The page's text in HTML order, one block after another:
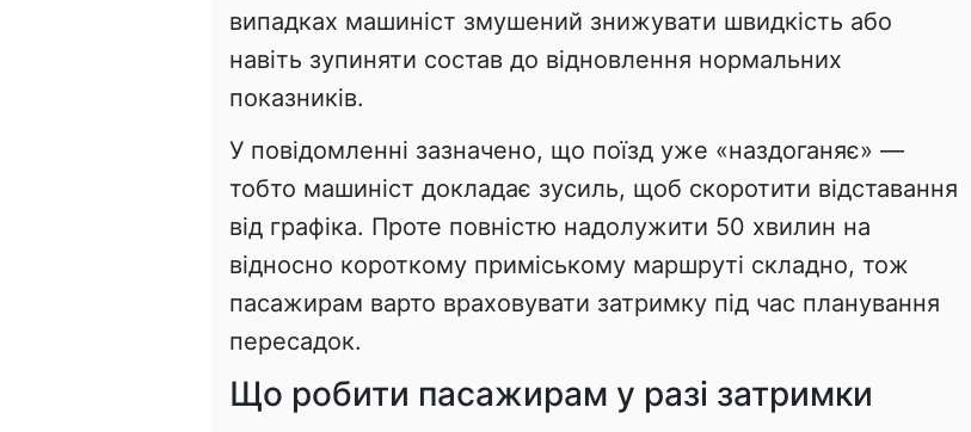
випадках машиніст змушений знижувати швидкість або
навіть зупиняти состав до відновлення нормальних
показників.
У повідомленні зазначено, що поїзд уже «наздоганяє» —
тобто машиніст докладає зусиль, щоб скоротити відставання
від графіка. Проте повністю надолужити 50 хвилин на
відносно короткому приміському маршруті складно, тож
пасажирам варто враховувати затримку під час планування
пересадок.
Що робити пасажирам у разі затримки